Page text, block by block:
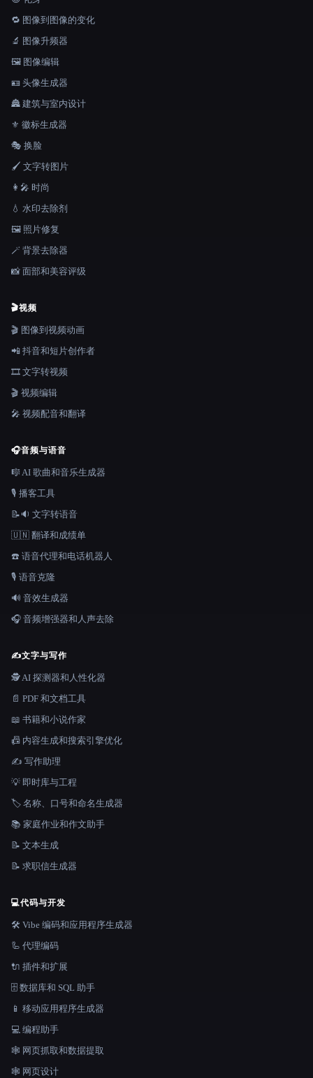
🔁 图像到图像的变化
🔬 图像升频器
🖼️ 图像编辑
🪪 头像生成器
🏯 建筑与室内设计
⚜️ 徽标生成器
🎭 换脸
🖌️ 文字转图片
👩‍🎤 时尚
💧 水印去除剂
🖼️ 照片修复
🪄 背景去除器
📸 面部和美容评级
🎬视频
🎬 图像到视频动画
📲 抖音和短片创作者
🎞️ 文字转视频
🎬 视频编辑
🎤 视频配音和翻译
🎧音频与语音
🎼 AI 歌曲和音乐生成器
🎙️ 播客工具
📝🔉 文字转语音
🇺🇳 翻译和成绩单
☎️ 语音代理和电话机器人
🎙️ 语音克隆
🔊 音效生成器
🎧 音频增强器和人声去除
✍️文字与写作
🕵️ AI 探测器和人性化器
📄 PDF 和文档工具
📖 书籍和小说作家
📠 内容生成和搜索引擎优化
✍️ 写作助理
💡 即时库与工程
🏷️ 名称、口号和命名生成器
📚 家庭作业和作文助手
📝 文本生成
📝 求职信生成器
💻代码与开发
🛠️ Vibe 编码和应用程序生成器
🦾 代理编码
🔌 插件和扩展
🗄️ 数据库和 SQL 助手
📱 移动应用程序生成器
💻 编程助手
🕸️ 网页抓取和数据提取
🕸 网页设计